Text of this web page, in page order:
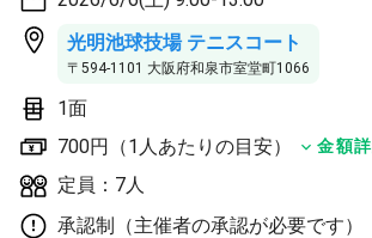
光明池球技場 テニスコート
〒594-1101 大阪府和泉市室堂町1066
1面
700円（1人あたりの目安）
金額
定員：7人
承認制（主催者の承認が必要です）